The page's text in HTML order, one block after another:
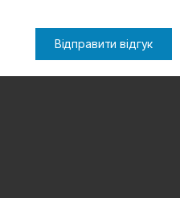
Відправити відгук